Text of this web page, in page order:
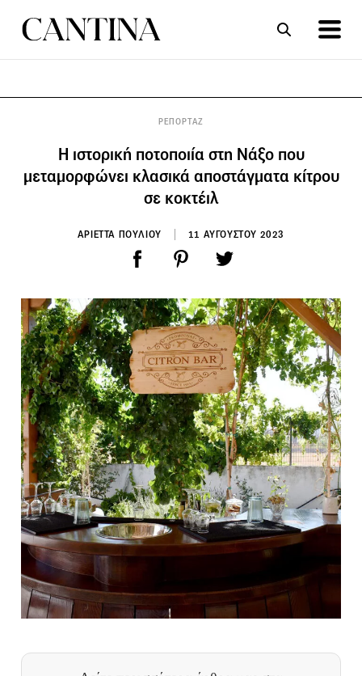
ΡΕΠΟΡΤΑΖ
Η ιστορική ποτοποιία στη Νάξο που
μεταμορφώνει κλασικά αποστάγματα κίτρου
σε κοκτέιλ
ΑΡΙΕΤΤΑ ΠΟΥΛΙΟΥ 11 ΑΥΓΟΥΣΤΟΥ 2023